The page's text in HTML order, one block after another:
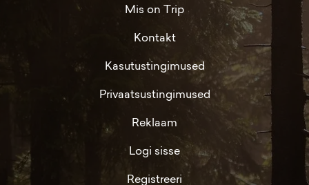
Mis on Trip
Kontakt
Kasutustingimused
Privaatsustingimused
Reklaam
Logi sisse
Registreeri